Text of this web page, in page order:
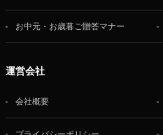
お中元・お歳暮ご贈答マナー
運営会社
会社概要